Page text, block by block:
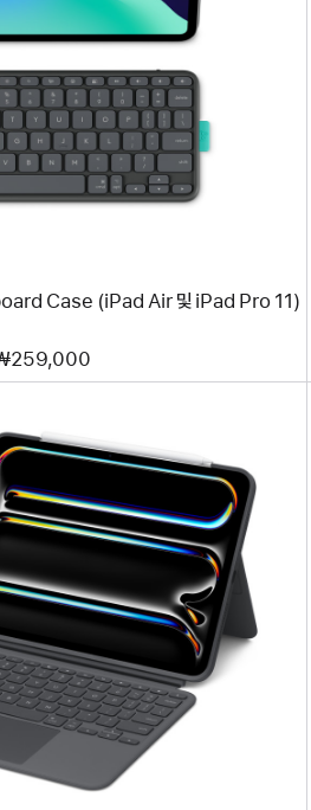
-
Flip
Folio
Keyboard
Case
(iPad
Air
및
Case (iPad Air 및 iPad Pro 11)
이전
이미지
-
Logitech
Combo
Touch
Keyboard
Case
(iPad Pro
11